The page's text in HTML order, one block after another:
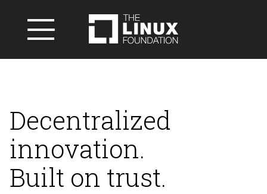
Decentralized
innovation.
Built on trust.